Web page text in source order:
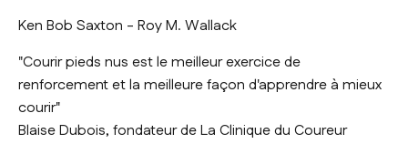
Ken Bob Saxton - Roy M. Wallack
"Courir pieds nus est le meilleur exercice de
renforcement et la meilleure façon d'apprendre à mieux
courir"
Blaise Dubois, fondateur deLa Clinique du Coureur